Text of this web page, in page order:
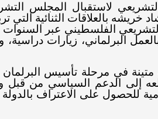
لاستقبال المجلس
خريشه بالعلاقات
الثنائية التي
الفلسطيني عبر
البرلماني، زيارات دراسية،
في مرحلة تأسيس البرلمان
إلى الدعم السياسي من
للحصول على الاعتراف